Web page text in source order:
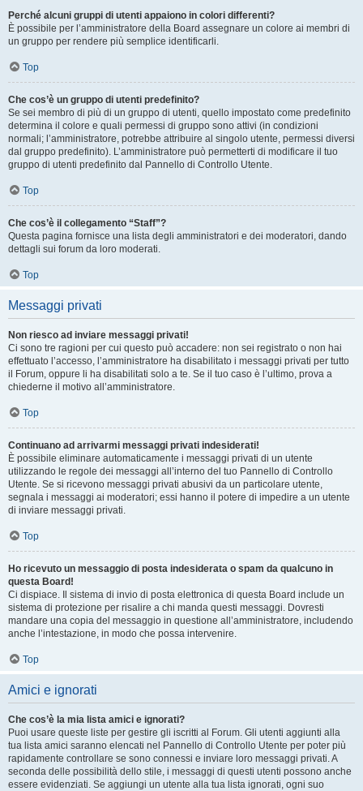
Perché alcuni gruppi di utenti appaiono in colori differenti?
È possibile per l’amministratore della Board assegnare un colore ai membri di
un gruppo per rendere più semplice identificarli.
Top
Che cos’è un gruppo di utenti predefinito?
Se sei membro di più di un gruppo di utenti, quello impostato come predefinito
determina il colore e quali permessi di gruppo sono attivi (in condizioni
normali; l’amministratore, potrebbe attribuire al singolo utente, permessi diversi
dal gruppo predefinito). L’amministratore può permetterti di modificare il tuo
gruppo di utenti predefinito dal Pannello di Controllo Utente.
Top
Che cos’è il collegamento “Staff”?
Questa pagina fornisce una lista degli amministratori e dei moderatori, dando
dettagli sui forum da loro moderati.
Top
Messaggi privati
Non riesco ad inviare messaggi privati!
Ci sono tre ragioni per cui questo può accadere: non sei registrato o non hai
effettuato l’accesso, l’amministratore ha disabilitato i messaggi privati per tutto
il Forum, oppure li ha disabilitati solo a te. Se il tuo caso è l’ultimo, prova a
chiederne il motivo all’amministratore.
Top
Continuano ad arrivarmi messaggi privati indesiderati!
È possibile eliminare automaticamente i messaggi privati ​​di un utente
utilizzando le regole dei messaggi all’interno del tuo Pannello di Controllo
Utente. Se si ricevono messaggi privati ​​abusivi da un particolare utente,
segnala i messaggi ai moderatori; essi hanno il potere di impedire a un utente
di inviare messaggi privati​​.
Top
Ho ricevuto un messaggio di posta indesiderata o spam da qualcuno in
questa Board!
Ci dispiace. Il sistema di invio di posta elettronica di questa Board include un
sistema di protezione per risalire a chi manda questi messaggi. Dovresti
mandare una copia del messaggio in questione all’amministratore, includendo
anche l’intestazione, in modo che possa intervenire.
Top
Amici e ignorati
Che cos’è la mia lista amici e ignorati?
Puoi usare queste liste per gestire gli iscritti al Forum. Gli utenti aggiunti alla
tua lista amici saranno elencati nel Pannello di Controllo Utente per poter più
rapidamente controllare se sono connessi e inviare loro messaggi privati. A
seconda delle possibilità dello stile, i messaggi di questi utenti possono anche
essere evidenziati. Se aggiungi un utente alla tua lista ignorati, ogni suo